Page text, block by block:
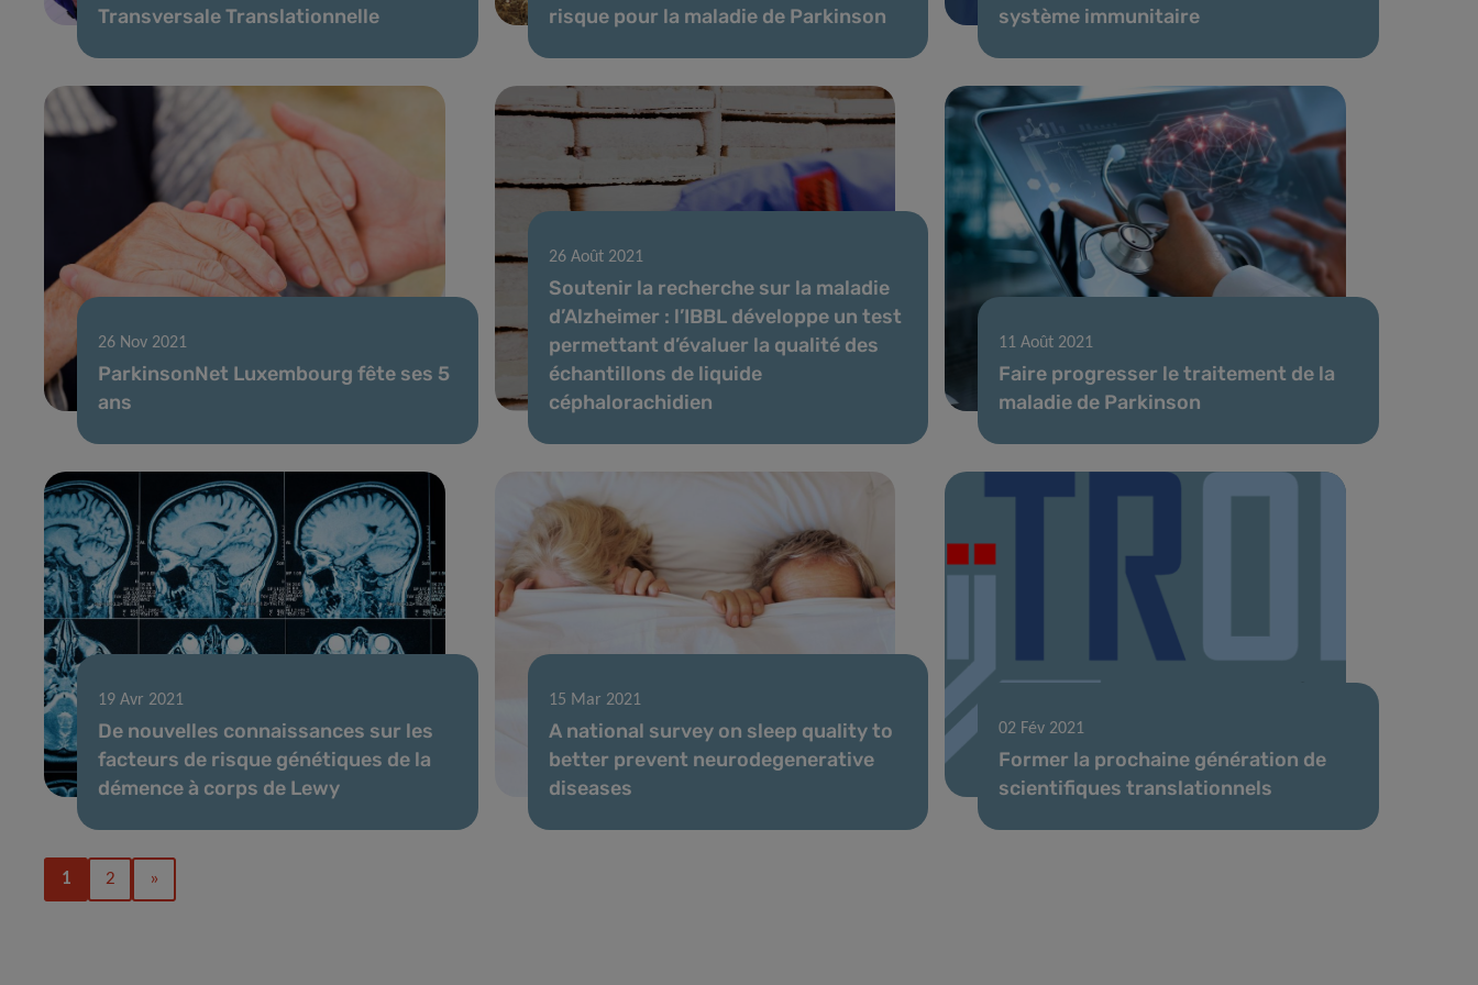
Transversale Translationnelle
risque pour la maladie de Parkinson
système immunitaire
26 Nov 2021
ParkinsonNet Luxembourg fête ses 5
ans
26 Août 2021
Soutenir la recherche sur la maladie
d’Alzheimer : l’IBBL développe un test
permettant d’évaluer la qualité des
échantillons de liquide
céphalorachidien
11 Août 2021
Faire progresser le traitement de la
maladie de Parkinson
19 Avr 2021
De nouvelles connaissances sur les
facteurs de risque génétiques de la
démence à corps de Lewy
15 Mar 2021
A national survey on sleep quality to
better prevent neurodegenerative
diseases
02 Fév 2021
Former la prochaine génération de
scientifiques translationnels
1 2 »